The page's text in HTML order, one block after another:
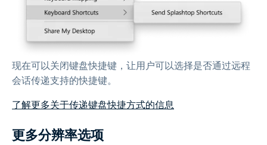
现在可以关闭键盘快捷键，让用户可以选择是否通过远程
会话传递支持的快捷键。
了解更多关于传递键盘快捷方式的信息
更多分辨率选项